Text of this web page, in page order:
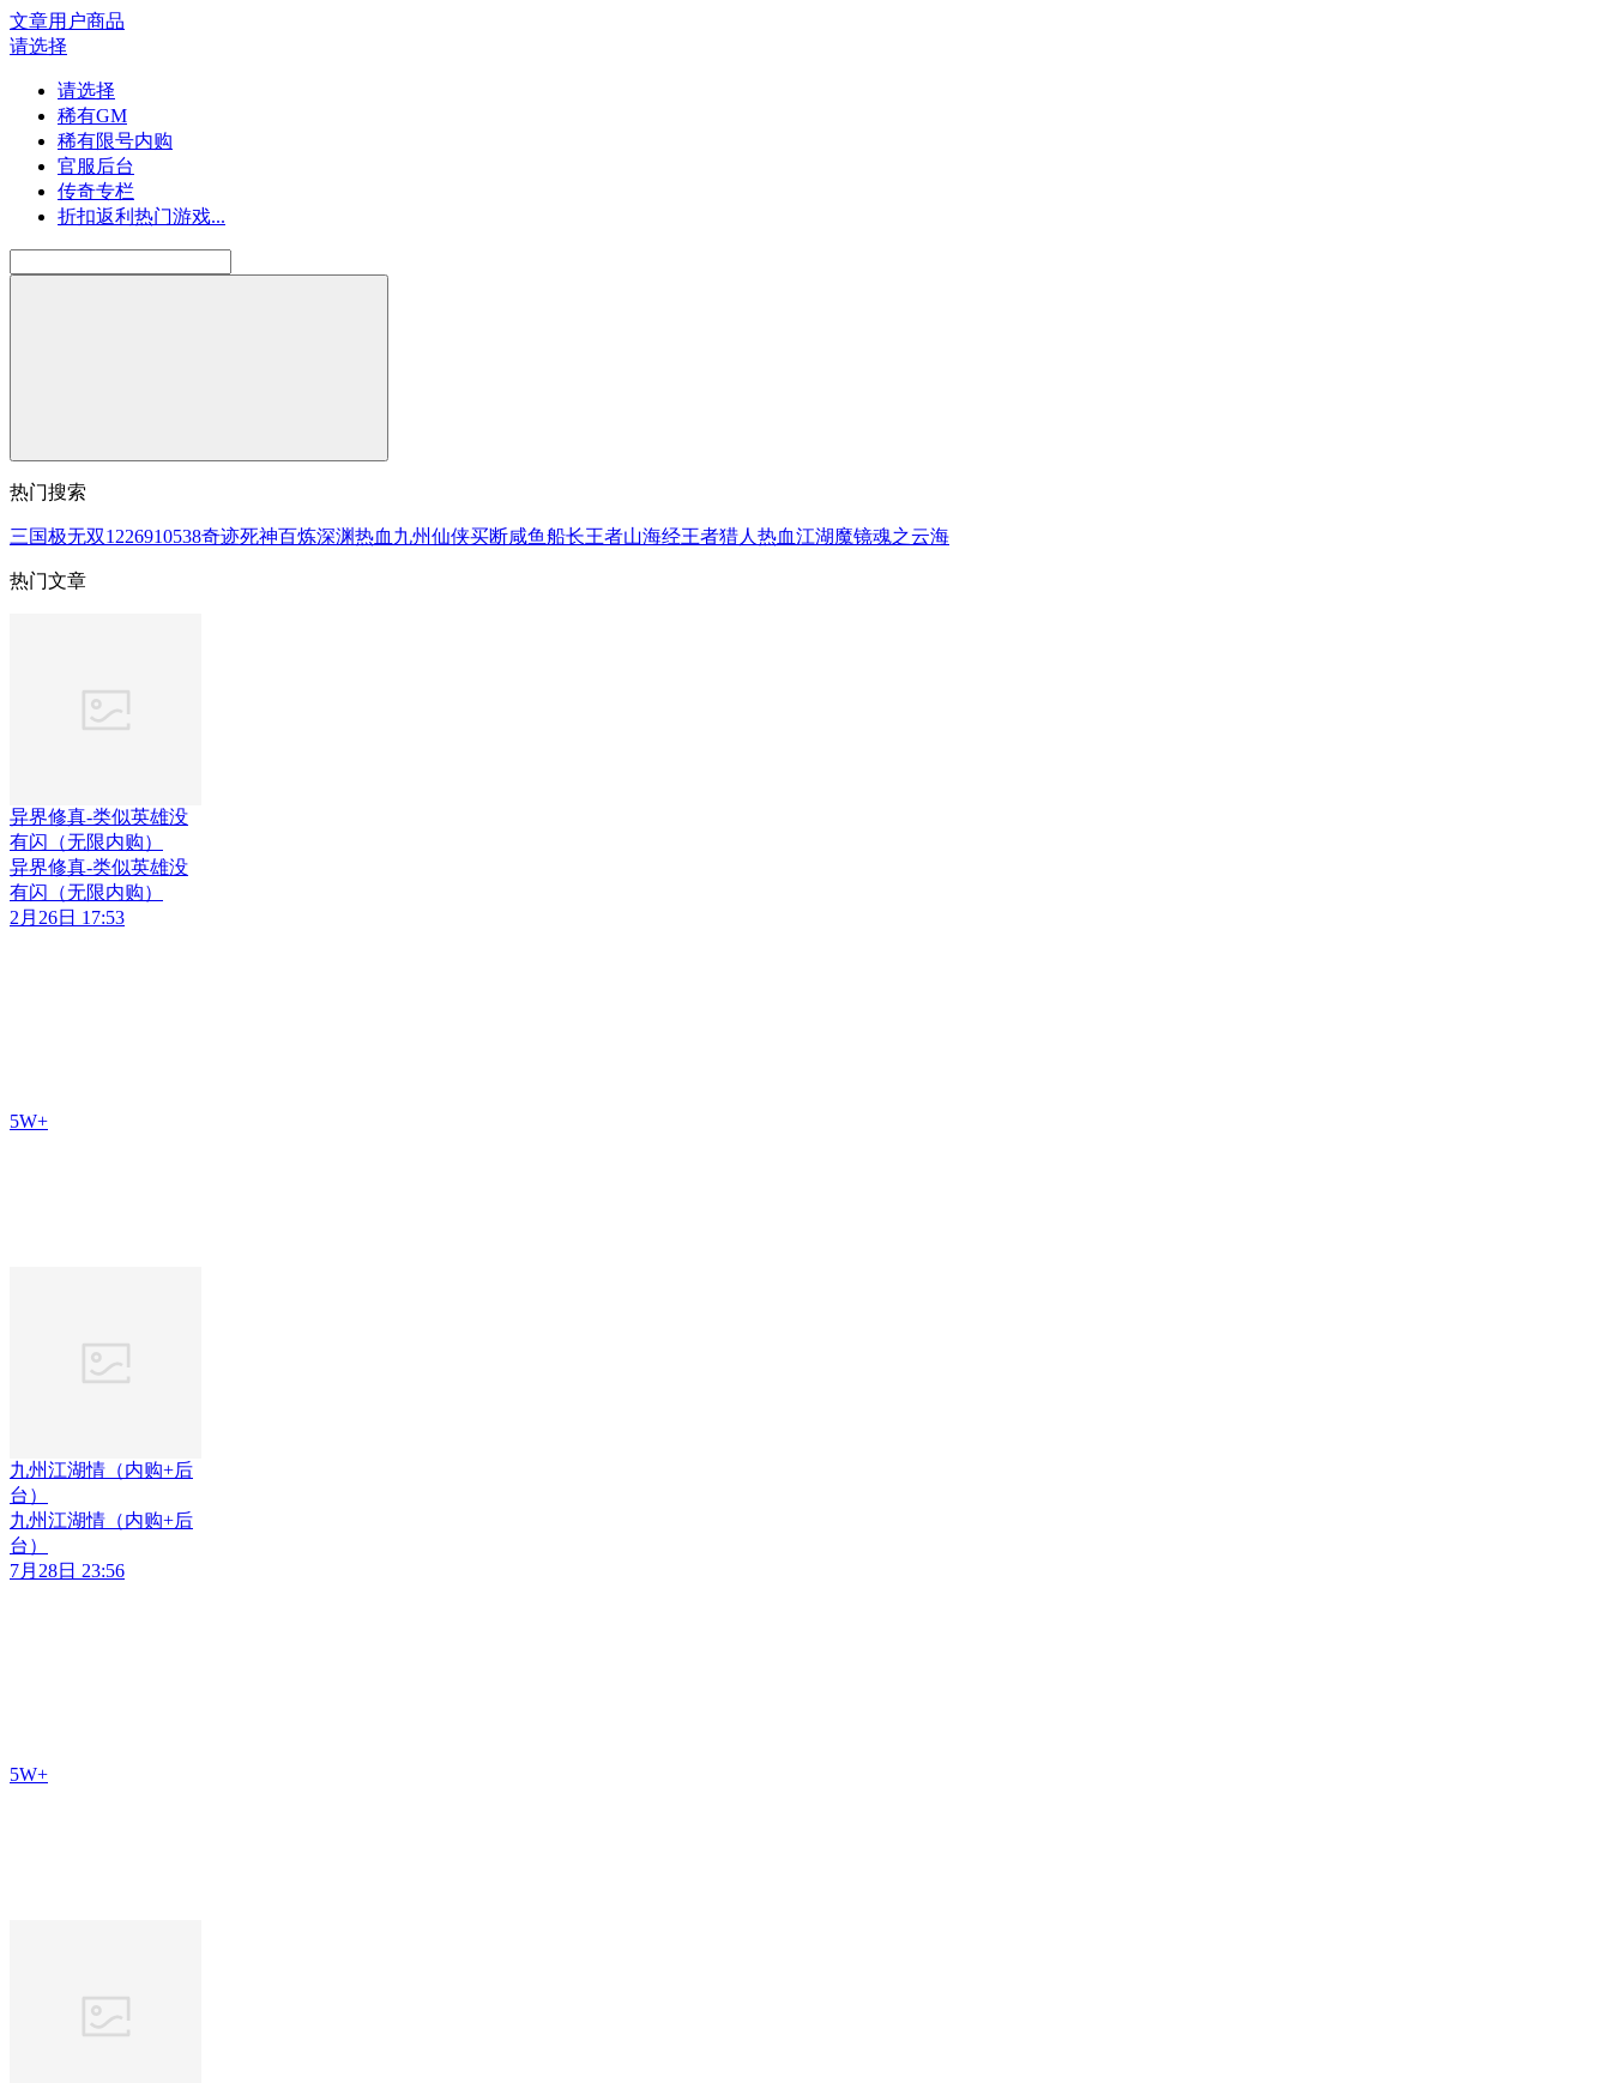
文章用户商品
请选择
请选择
稀有GM
稀有限号内购
官服后台
传奇专栏
折扣返利热门游戏...
热门搜索
三国极无双1226910538奇迹死神百炼深渊热血 九州仙侠买断咸鱼船长王者山海经王者猎人 热血江湖魔镜魂之云海
热门文章
异界修真-类似英雄没
有闪（无限内购）
异界修真-类似英雄没
有闪（无限内购）
2月26日 17:53
5W+
九州江湖情（内购+后
台）
九州江湖情（内购+后
台）
7月28日 23:56
5W+